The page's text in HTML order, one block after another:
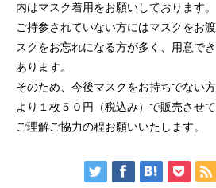
内はマスク着用をお願いしております。
ご持参されていない方にはマスクをお
スクをお忘れになる方が多く、用意で
あります。
そのため、今後マスクをお持ちでない
より１枚５０円（税込み）で販売させて
ご理解ご協力の程お願いいたします。